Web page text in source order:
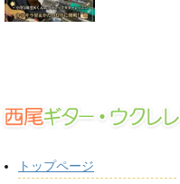
トップページ